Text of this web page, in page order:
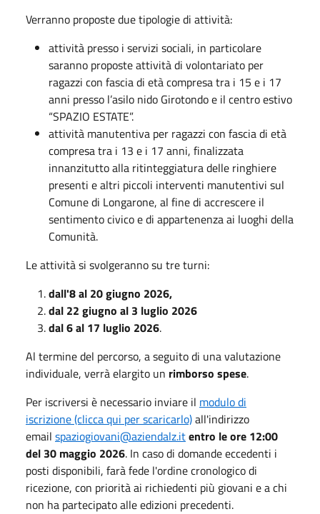
Verranno proposte due tipologie di attività:
attività presso i servizi sociali, in particolare
saranno proposte attività di volontariato per
ragazzi con fascia di età compresa tra i 15 e i 17
anni presso l’asilo nido Girotondo e il centro estivo
“SPAZIO ESTATE”.
attività manutentiva per ragazzi con fascia di età
compresa tra i 13 e i 17 anni, finalizzata
innanzitutto alla ritinteggiatura delle ringhiere
presenti e altri piccoli interventi manutentivi sul
Comune di Longarone, al fine di accrescere il
sentimento civico e di appartenenza ai luoghi della
Comunità.
Le attività si svolgeranno su tre turni:
dall'8 al 20 giugno 2026,
dal 22 giugno al 3 luglio 2026
dal 6 al 17 luglio 2026.
Al termine del percorso, a seguito di una valutazione
individuale, verrà elargito un rimborso spese.
Per iscriversi è necessario inviare il modulo di
iscrizione (clicca qui per scaricarlo)all'indirizzo
email spaziogiovani@aziendalz.itentro le ore 12:00
del 30 maggio 2026. In caso di domande eccedenti i
posti disponibili, farà fede l'ordine cronologico di
ricezione, con priorità ai richiedenti più giovani e a chi
non ha partecipato alle edizioni precedenti.